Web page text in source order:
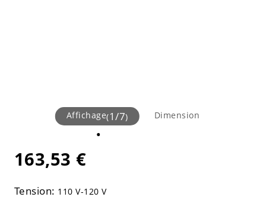
Affichage(1/7) Dimension
163,53 €
Tension: 110 V-120 V